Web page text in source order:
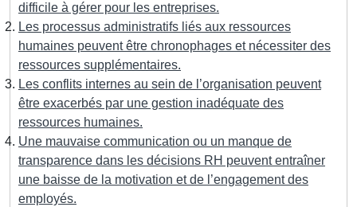
difficile à gérer pour les entreprises.
Les processus administratifs liés aux ressources
humaines peuvent être chronophages et nécessiter des
ressources supplémentaires.
Les conflits internes au sein de l’organisation peuvent
être exacerbés par une gestion inadéquate des
ressources humaines.
Une mauvaise communication ou un manque de
transparence dans les décisions RH peuvent entraîner
une baisse de la motivation et de l’engagement des
employés.